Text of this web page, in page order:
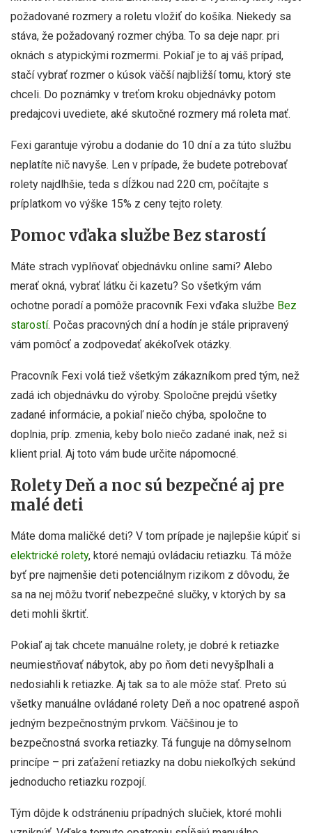
požadované rozmery a roletu vložiť do košíka. Niekedy sa
stáva, že požadovaný rozmer chýba. To sa deje napr. pri
oknách s atypickými rozmermi. Pokiaľ je to aj váš prípad,
stačí vybrať rozmer o kúsok väčší najbližší tomu, ktorý ste
chceli. Do poznámky v treťom kroku objednávky potom
predajcovi uvediete, aké skutočné rozmery má roleta mať.
Fexi garantuje výrobu a dodanie do 10 dní a za túto službu
neplatíte nič navyše. Len v prípade, že budete potrebovať
rolety najdlhšie, teda s dĺžkou nad 220 cm, počítajte s
príplatkom vo výške 15% z ceny tejto rolety.
Pomoc vďaka službe Bez starostí
Máte strach vyplňovať objednávku online sami? Alebo
merať okná, vybrať látku či kazetu? So všetkým vám
ochotne poradí a pomôže pracovník Fexi vďaka službe Bez
starostí. Počas pracovných dní a hodín je stále pripravený
vám pomôcť a zodpovedať akékoľvek otázky.
Pracovník Fexi volá tiež všetkým zákazníkom pred tým, než
zadá ich objednávku do výroby. Spoločne prejdú všetky
zadané informácie, a pokiaľ niečo chýba, spoločne to
doplnia, príp. zmenia, keby bolo niečo zadané inak, než si
klient prial. Aj toto vám bude určite nápomocné.
Rolety Deň a noc sú bezpečné aj pre
malé deti
Máte doma maličké deti? V tom prípade je najlepšie kúpiť si
elektrické rolety, ktoré nemajú ovládaciu retiazku. Tá môže
byť pre najmenšie deti potenciálnym rizikom z dôvodu, že
sa na nej môžu tvoriť nebezpečné slučky, v ktorých by sa
deti mohli škrtiť.
Pokiaľ aj tak chcete manuálne rolety, je dobré k retiazke
neumiestňovať nábytok, aby po ňom deti nevyšplhali a
nedosiahli k retiazke. Aj tak sa to ale môže stať. Preto sú
všetky manuálne ovládané rolety Deň a noc opatrené aspoň
jedným bezpečnostným prvkom. Väčšinou je to
bezpečnostná svorka retiazky. Tá funguje na dômyselnom
princípe – pri zaťažení retiazky na dobu niekoľkých sekúnd
jednoducho retiazku rozpojí.
Tým dôjde k odstráneniu prípadných slučiek, ktoré mohli